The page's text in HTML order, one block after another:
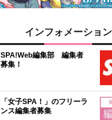
インフォメーション
SPA!Web編集部 編集者
募集！
「女子SPA！」のフリーラ
ンス編集者募集